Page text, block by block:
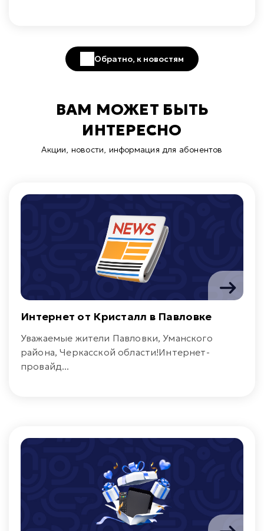
Обратно, к новостям
ВАМ МОЖЕТ БЫТЬ
ИНТЕРЕСНО
Акции, новости, информация для абонентов
Интернет от Кристалл в Павловке
Уважаемые жители Павловки, Уманского
района, Черкасской области!Интернет-
провайд...